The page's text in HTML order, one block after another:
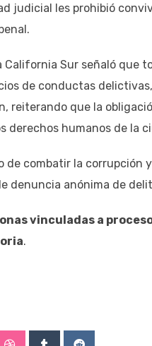
judicial les prohibió
Sur señaló que
de conductas
reiterando que la
derechos humanos de la
de combatir la
denuncia anónima de
vinculadas a
.